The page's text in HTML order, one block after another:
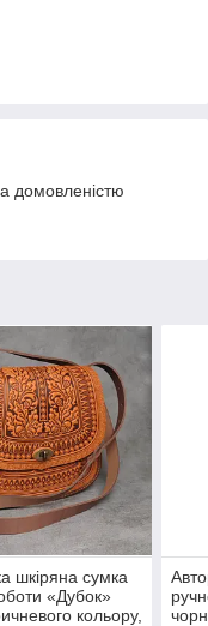
домовленістю
шкіряна сумка
«Дубок»
кольору,